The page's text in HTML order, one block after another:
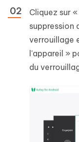
Cliquez sur
suppression
verrouillage
l'appareil »
du